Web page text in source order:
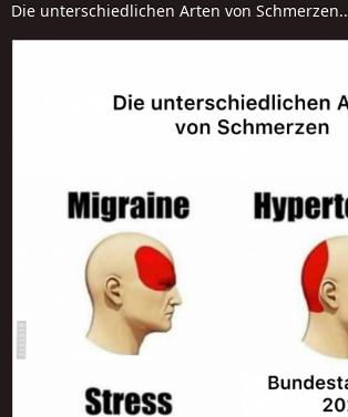
Die unterschiedlichen Arten von Schmerzen..